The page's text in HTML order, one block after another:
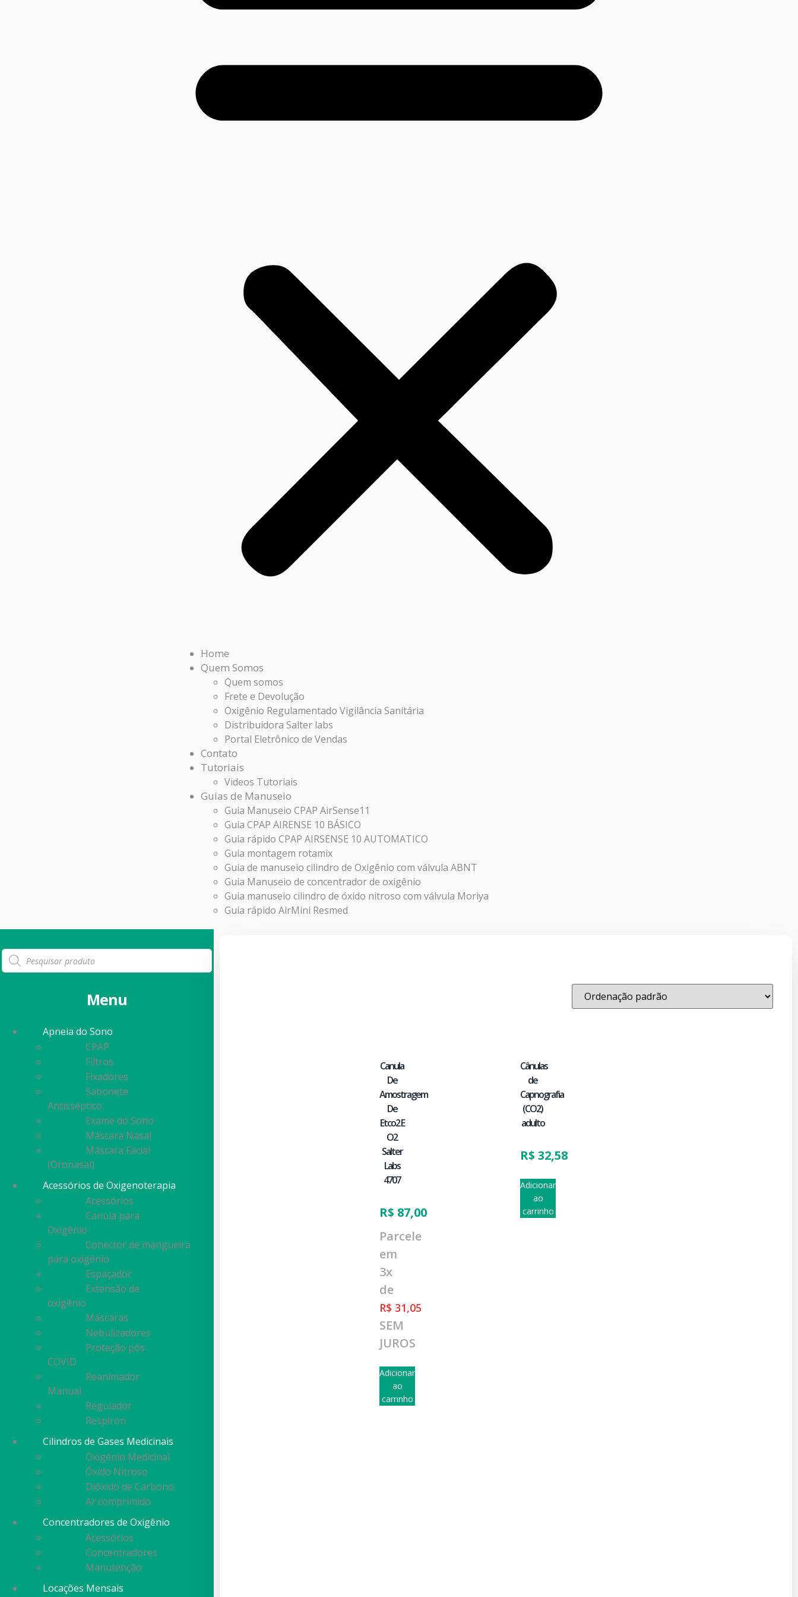
Home
Quem Somos
Quem somos
Frete e Devolução
Oxigênio Regulamentado Vigilância Sanitária
Distribuidora Salter labs
Portal Eletrônico de Vendas
Contato
Tutoriais
Videos Tutoriais
Guias de Manuseio
Guia Manuseio CPAP AirSense11
Guia CPAP AIRENSE 10 BÁSICO
Guia rápido CPAP AIRSENSE 10 AUTOMATICO
Guia montagem rotamix
Guia de manuseio cilindro de Oxigênio com válvula ABNT
Guia Manuseio de concentrador de oxigênio
Guia manuseio cilindro de óxido nitroso com válvula Moriya
Guia rápido AirMini Resmed
Menu
Apneia do Sono
CPAP
Filtros
Fixadores
Sabonete
Antisséptico
Exame do Sono
Máscara Nasal
Máscara Facial
(Oronasal)
Acessórios de Oxigenoterapia
Acessórios
Canula para
Oxigênio
Conector de mangueira
para oxigênio
Espaçador
Extensão de
oxigênio
Máscaras
Nebulizadores
Proteção pós
COVID
Reanimador
Manual
Regulador
Respiron
Cilindros de Gases Medicinais
Oxigênio Medicinal
Óxido Nitroso
Dióxido de Carbono
Ar comprimido
Concentradores de Oxigênio
Acessórios
Concentradores
Manutenção
Locações Mensais
Canula
De
Amostragem
De
Etco2 E
O2
Salter
Labs
4707
R$ 87,00
Parcele
em
3x
de
R$ 31,05
SEM
JUROS
Adicionar
ao
carrinho
Cânulas
de
Capnografia
(CO2)
adulto
R$ 32,58
Adicionar
ao
carrinho